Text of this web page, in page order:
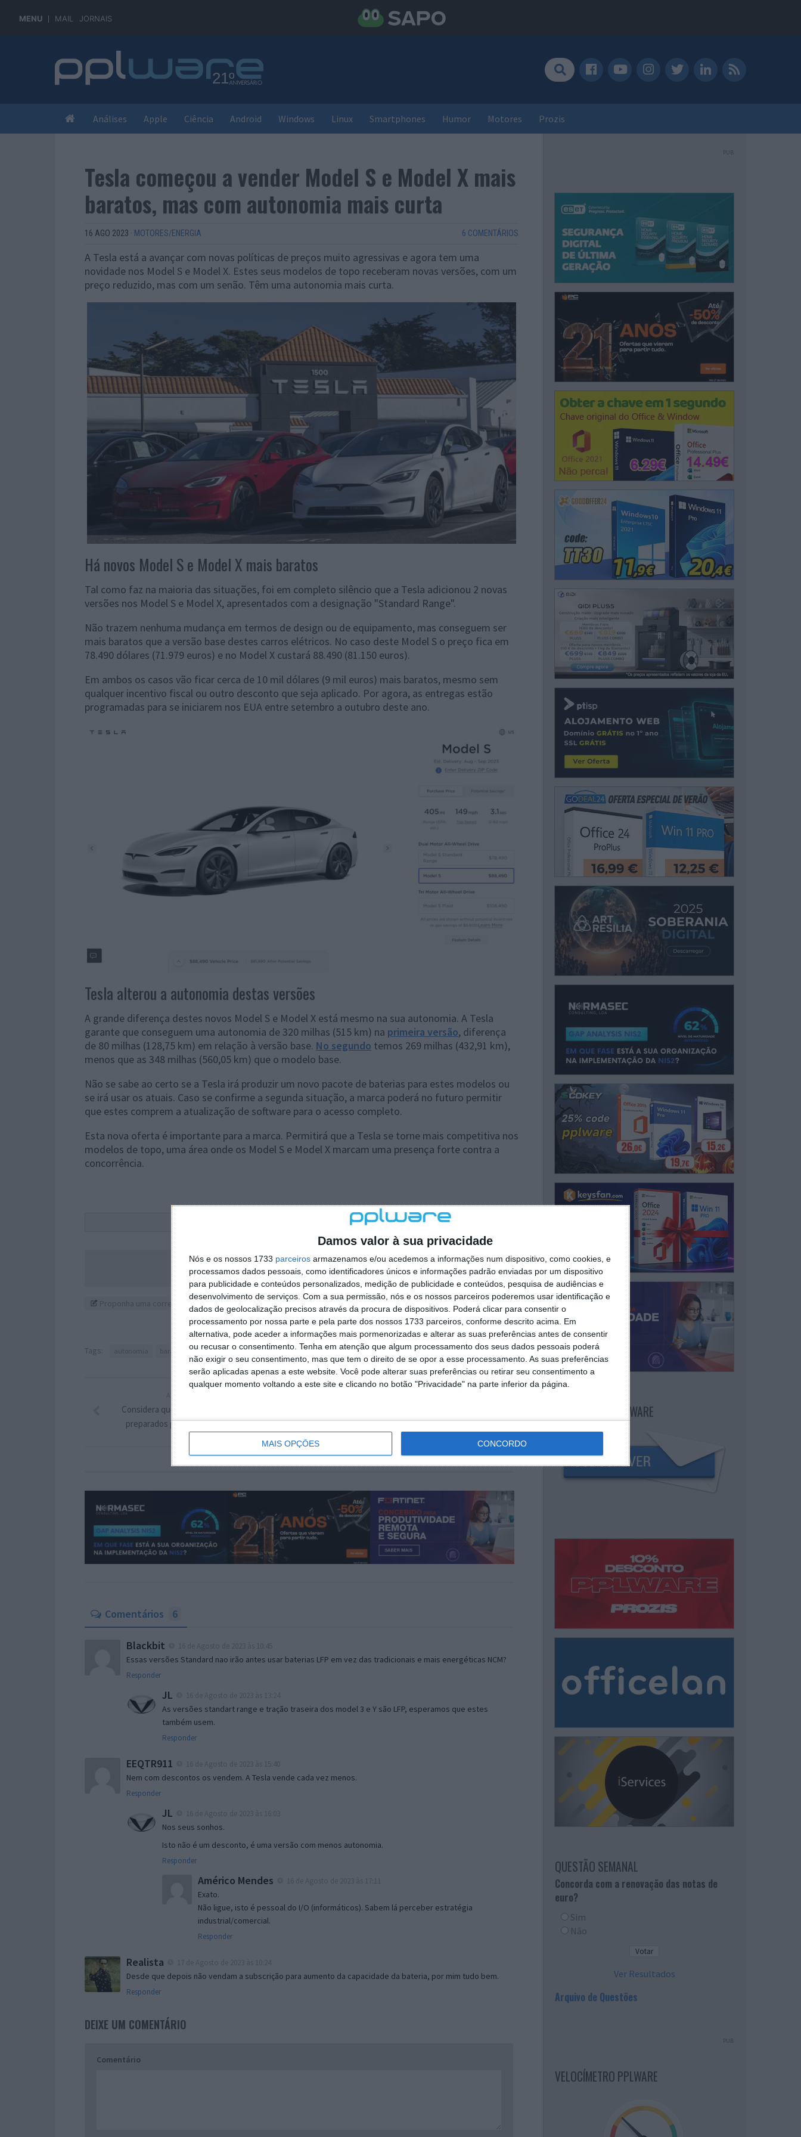
Damos valor à sua privacidade
Nós e os nossos 1733 parceiros armazenamos e/ou acedemos a informações num dispositivo, como cookies, e
processamos dados pessoais, como identificadores únicos e informações padrão enviadas por um dispositivo
para publicidade e conteúdos personalizados, medição de publicidade e conteúdos, pesquisa de audiências e
desenvolvimento de serviços. Com a sua permissão, nós e os nossos parceiros poderemos usar identificação e
dados de geolocalização precisos através da procura de dispositivos. Poderá clicar para consentir o
processamento por nossa parte e pela parte dos nossos 1733 parceiros, conforme descrito acima. Em
alternativa, pode aceder a informações mais pormenorizadas e alterar as suas preferências antes de consentir
ou recusar o consentimento. Tenha em atenção que algum processamento dos seus dados pessoais poderá
não exigir o seu consentimento, mas que tem o direito de se opor a esse processamento. As suas preferências
serão aplicadas apenas a este website. Você pode alterar suas preferências ou retirar seu consentimento a
qualquer momento voltando a este site e clicando no botão "Privacidade" na parte inferior da página.
MAIS OPÇÕES CONCORDO
MENU MAIL JORNAIS
Análises Apple Ciência Android Windows Linux Smartphones Humor Motores Prozis
Tesla começou a vender Model S e Model X mais
baratos, mas com autonomia mais curta
16 AGO 2023 · MOTORES/ENERGIA 6 COMENTÁRIOS
A Tesla está a avançar com novas políticas de preços muito agressivas e agora tem uma
novidade nos Model S e Model X. Estes seus modelos de topo receberam novas versões, com um
preço reduzido, mas com um senão. Têm uma autonomia mais curta.
Há novos Model S e Model X mais baratos
Tal como faz na maioria das situações, foi em completo silêncio que a Tesla adicionou 2 novas
versões nos Model S e Model X, apresentados com a designação "Standard Range".
Não trazem nenhuma mudança em termos de design ou de equipamento, mas conseguem ser
mais baratos que a versão base destes carros elétricos. No caso deste Model S o preço fica em
78.490 dólares (71.979 euros) e no Model X custará 88.490 (81.150 euros).
Em ambos os casos vão ficar cerca de 10 mil dólares (9 mil euros) mais baratos, mesmo sem
qualquer incentivo fiscal ou outro desconto que seja aplicado. Por agora, as entregas estão
programadas para se iniciarem nos EUA entre setembro a outubro deste ano.
Tesla alterou a autonomia destas versões
A grande diferença destes novos Model S e Model X está mesmo na sua autonomia. A Tesla
garante que conseguem uma autonomia de 320 milhas (515 km) na primeira versão, diferença
de 80 milhas (128,75 km) em relação à versão base. No segundo temos 269 milhas (432,91 km),
menos que as 348 milhas (560,05 km) que o modelo base.
Não se sabe ao certo se a Tesla irá produzir um novo pacote de baterias para estes modelos ou
se irá usar os atuais. Caso se confirme a segunda situação, a marca poderá no futuro permitir
que estes comprem a atualização de software para o acesso completo.
Esta nova oferta é importante para a marca. Permitirá que a Tesla se torne mais competitiva nos
modelos de topo, uma área onde os Model S e Model X marcam uma presença forte contra a
concorrência.
Este artigo tem mais de um ano
Acompanhe o Pplware no Google Notícias
Proponha uma correção, faça uma sugestão Autor:Pedro Simões
Tags: baratos Model S model x Tesla
audiovisual cinematográfica, onde quer que vá
ARTIGO ANTERIOR
Considera que, no geral, os jovens estão
preparados para o mundo do trabalho?
Comentários 6
Blackbit
Essas versões Standard nao irão antes usar baterias LFP em vez das tradicionais e mais energéticas NCM?
Responder
JL
As versões standart range e tração traseira dos model 3 e Y são LFP, esperamos que estes
também usem.
Responder
EEQTR911
Nem com descontos os vendem. A Tesla vende cada vez menos.
Responder
JL
Nos seus sonhos.
Isto não é um desconto, é uma versão com menos autonomia.
Responder
Américo Mendes
Exato.
Não ligue, isto é pessoal do I/O (informáticos). Sabem lá perceber estratégia
industrial/comercial.
Responder
Realista
Desde que depois não vendam a subscrição para aumento da capacidade da bateria, por mim tudo bem.
Responder
DEIXE UM COMENTÁRIO
Comentário
PUB
NEWSLETTER PPLWARE
QUESTÃO SEMANAL
Concorda com a renovação das notas de
euro?
Sim
Não
Ver Resultados
Arquivo de Questões
PUB
VELOCÍMETRO PPLWARE